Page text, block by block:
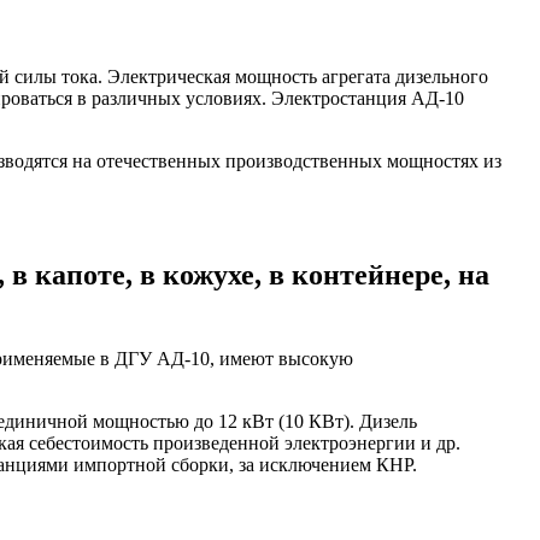
тока. Электрическая мощность агрегата дизельного
в различных условиях. Электростанция АД-10
на отечественных производственных мощностях из
капоте, в кожухе, в контейнере, на
в ДГУ АД-10, имеют высокую
мощностью до 12 кВт (10 КВт). Дизель
себестоимость произведенной электроэнергии и др.
импортной сборки, за исключением КНР.